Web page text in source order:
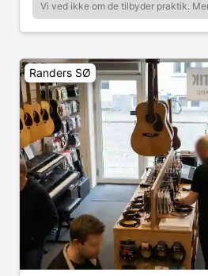
Vi ved ikke om de tilbyder praktik.
Randers SØ